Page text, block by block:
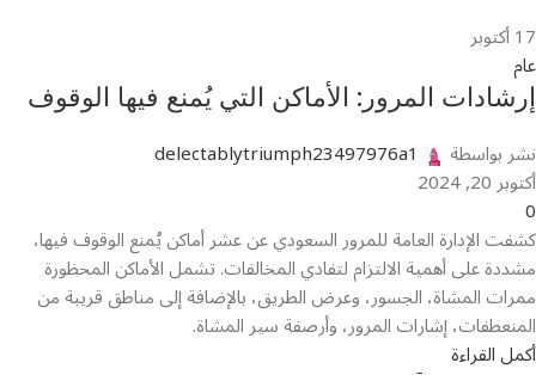
17أكتوبر
عام
إرشادات المرور: الأماكن التي يُمنع فيها الوقوف
نشر بواسطة delectablytriumph23497976a1
أكتوبر 20, 2024
0
كشفت الإدارة العامة للمرور السعودي عن عشر أماكن يُمنع الوقوف فيها،
مشددة على أهمية الالتزام لتفادي المخالفات. تشمل الأماكن المحظورة
ممرات المشاة، الجسور، وعرض الطريق، بالإضافة إلى مناطق قريبة من
المنعطفات، إشارات المرور، وأرصفة سير المشاة.
أكمل القراءة